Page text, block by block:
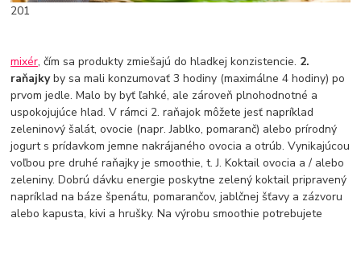
201
mixér, čím sa produkty zmiešajú do hladkej konzistencie. 2.
raňajkyby sa mali konzumovať 3 hodiny (maximálne 4 hodiny) po
prvom jedle. Malo by byť ľahké, ale zároveň plnohodnotné a
uspokojujúce hlad. V rámci 2. raňajok môžete jesť napríklad
zeleninový šalát, ovocie (napr. Jablko, pomaranč) alebo prírodný
jogurt s prídavkom jemne nakrájaného ovocia a otrúb. Vynikajúcou
voľbou pre druhé raňajky je smoothie, t. J. Koktail ovocia a / alebo
zeleniny. Dobrú dávku energie poskytne zelený koktail pripravený
napríklad na báze špenátu, pomarančov, jablčnej šťavy a zázvoru
alebo kapusta, kivi a hrušky. Na výrobu smoothie potrebujete